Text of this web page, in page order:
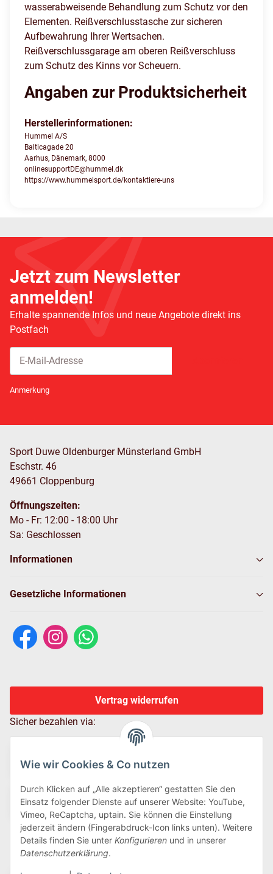
Wie wir Cookies & Co nutzen
Durch Klicken auf „Alle akzeptieren“ gestatten Sie den
Einsatz folgender Dienste auf unserer Website: YouTube,
Vimeo, ReCaptcha, uptain. Sie können die Einstellung
jederzeit ändern (Fingerabdruck-Icon links unten). Weitere
Details finden Sie unter Konfigurieren und in unserer
Datenschutzerklärung.
wasserabweisende Behandlung zum Schutz vor den
Elementen. Reißverschlusstasche zur sicheren
Aufbewahrung Ihrer Wertsachen.
Reißverschlussgarage am oberen Reißverschluss
zum Schutz des Kinns vor Scheuern.
Angaben zur Produktsicherheit
Herstellerinformationen:
Hummel A/S
Balticagade 20
Aarhus, Dänemark, 8000
onlinesupportDE@hummel.dk
https://www.hummelsport.de/kontaktiere-uns
Jetzt zum Newsletter
anmelden!
Erhalte spannende Infos und neue Angebote direkt ins
Postfach
Anmerkung
Sport Duwe Oldenburger Münsterland GmbH
Eschstr. 46
49661 Cloppenburg
Öffnungszeiten:
Mo - Fr: 12:00 - 18:00 Uhr
Sa: Geschlossen
Informationen
Gesetzliche Informationen
Vertrag widerrufen
Sicher bezahlen via:
Wir versenden via: